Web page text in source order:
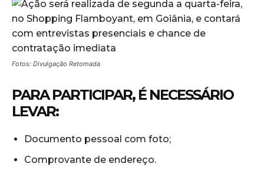
Fotos: Divulgação Retomada
PARA PARTICIPAR, É NECESSÁRIO
LEVAR:
Documento pessoal com foto;
Comprovante de endereço.